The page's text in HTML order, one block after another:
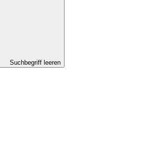
Suchbegriff leeren